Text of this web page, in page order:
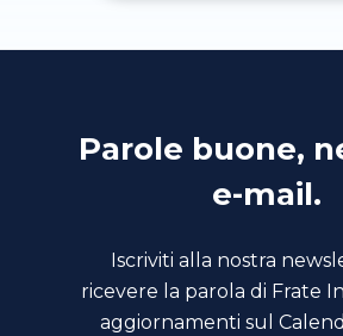
Parole buone,
e-mail.
Iscriviti alla nostra
ricevere la parola di Frate
aggiornamenti sul